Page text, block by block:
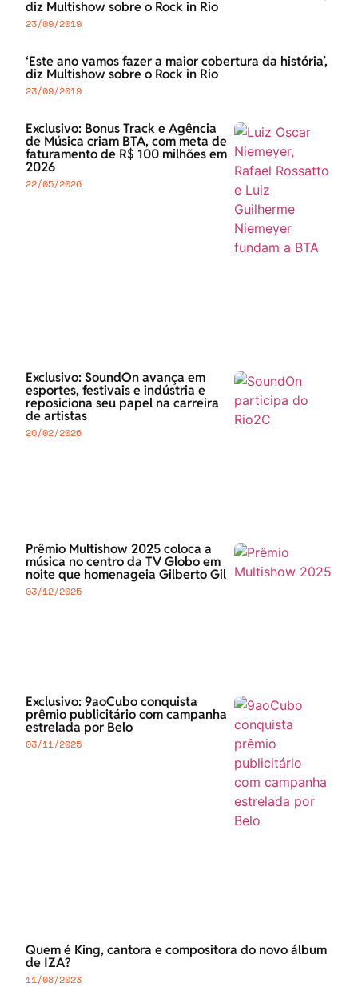
diz Multishow sobre o Rock in Rio
23/09/2019
‘Este ano vamos fazer a maior cobertura da história’,
diz Multishow sobre o Rock in Rio
23/09/2019
Exclusivo: Bonus Track e Agência
de Música criam BTA, com meta de
faturamento de R$ 100 milhões em
2026
22/05/2026
Exclusivo: SoundOn avança em
esportes, festivais e indústria e
reposiciona seu papel na carreira
de artistas
20/02/2026
Prêmio Multishow 2025 coloca a
música no centro da TV Globo em
noite que homenageia Gilberto Gil
03/12/2025
Exclusivo: 9aoCubo conquista
prêmio publicitário com campanha
estrelada por Belo
03/11/2025
Quem é King, cantora e compositora do novo álbum
de IZA?
11/08/2023